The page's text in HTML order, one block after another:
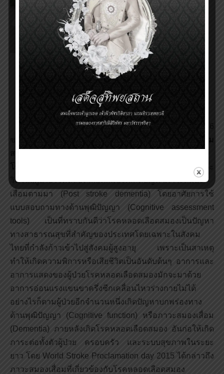
นายธนกฤต พงพิทักษ์เมธา
คณะแพทยศาสตร์จุฬาลงกรณ์มหาวิทยาลัย
นายธนกฤต พงพิทักษ์เมธาเป็นนิสิตแพทย์ชั้นปีที่ 6
โดยเฉพาะการช่วยคัดกรองและ
วินิจฉัยผู้ป่วยโรคหลอดเลือดสมองที่เกิดปัญหาภาวะสมอง
เสื่อมตามมา (Post stroke dementia) โดยอาศัยการใช้
แบบสอบถามทางด้านพุฒิปัญญา (Cognitive assessment
tools) เป็นที่ทราบกันดีว่าโรคหลอดเลือดสมองเป็นปัญหา
ทางสาธารณสุขที่สำคัญของประเทศโดยเฉพาะในสังคม
ไทยที่กำลังก้าวเข้าไปสู่สังคมผู้สูงอายุ เพราะเป็นสาเหตุ
ทำให้เกิดความพิการหรือเสียชีวิตเป็นอันดับต้นๆ อาการและ
อาการแสดงของผู้ป่วยโรคหลอดเลือดสมองมักจะมาด้วย
อาการอ่อนแรงแขนขาครึ่งซีกเคลื่อนไหวร่างกายไม่ได้
อย่างไรก็ตามผู้ป่วยอีกจำนวนหนึ่งเกิดปัญหาบกพร่องทาง
ด้านพุฒิปัญญา (Cognitive function) หรือภาวะสมองเสื่อม
(Dementia) ภายหลังเกิดโรคหลอดเลือดสมอง อันก่อให้เกิด
ภาระต่อทั้งตัวผู้ป่วย ครอบครัว และระบบสุขภาพในระยะ
ยาว โดย World Stroke Proclamation day 2015 ได้กล่าวถึง
ภาวะสมองเสื่อมที่เกี่ยวข้องกับโรคหลอดเลือดสมอง